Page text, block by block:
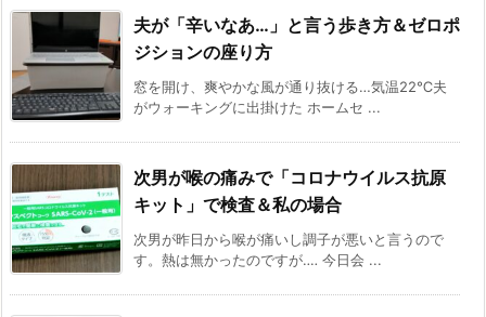
夫が「辛いなあ…」と言う歩き方＆ゼロポ
ジションの座り方
窓を開け、爽やかな風が通り抜ける…気温22℃夫
がウォーキングに出掛けた ホームセ ...
次男が喉の痛みで「コロナウイルス抗原
キット」で検査＆私の場合
次男が昨日から喉が痛いし調子が悪いと言うので
す。熱は無かったのですが‥‥ 今日会 ...